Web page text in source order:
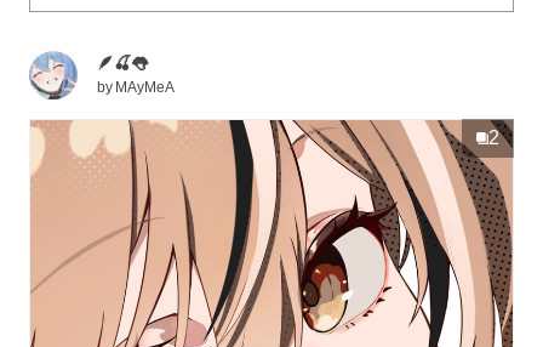
た。ぜひご覧ください。
🪶🍒👅
by MAyMeA
2